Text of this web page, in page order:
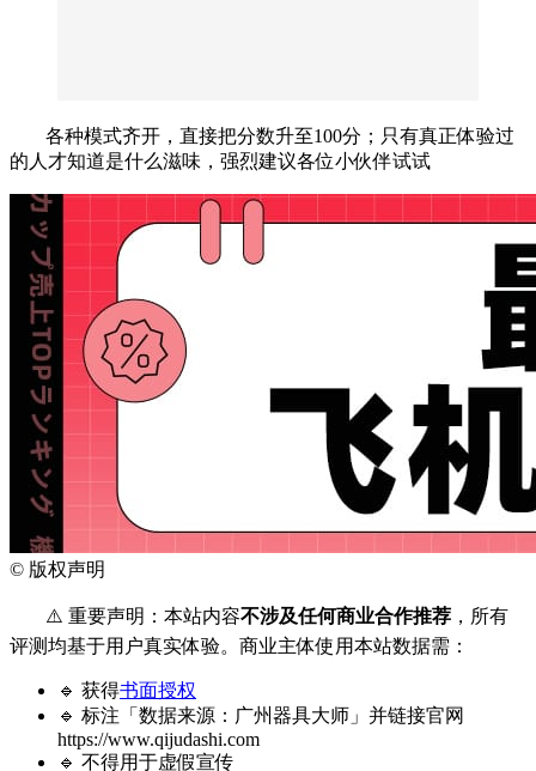
各种模式齐开，直接把分数升至100分；只有真正体验过
的人才知道是什么滋味，强烈建议各位小伙伴试试
© 版权声明
⚠️ 重要声明：本站内容不涉及任何商业合作推荐 ，所有
评测均基于用户真实体验。商业主体使用本站数据需：
🔹 获得书面授权
🔹 标注「数据来源：广州器具大师」并链接官网
https://www.qijudashi.com
🔹 不得用于虚假宣传